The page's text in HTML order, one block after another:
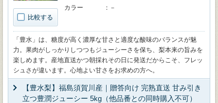
比較する
カラー
－
「豊水」は、糖度が高く濃厚な甘さと適度な酸味のバランスが魅
力。果肉がしっかりしつつもジューシーさを保ち、梨本来の旨みを
楽しめます。産地直送かつ朝採れその日に発送だからこそ、フレッ
シュさが違います。心地よい甘さをお求めの方へ。
【豊水梨】福島須賀川産｜贈答向け 完熟直送 甘み引き
立つ豊潤ジューシー 5kg（他品番との同時購入不可）